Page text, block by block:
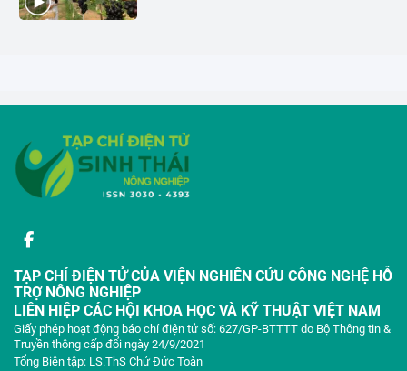
TẠP CHÍ ĐIỆN TỬ CỦA VIỆN NGHIÊN CỨU CÔNG NGHỆ HỖ
TRỢ NÔNG NGHIỆP
LIÊN HIỆP CÁC HỘI KHOA HỌC VÀ KỸ THUẬT VIỆT NAM
Giấy phép hoạt động báo chí điện tử số: 627/GP-BTTTT do Bộ Thông tin &
Truyền thông cấp đổi ngày 24/9/2021
Tổng Biên tập: LS.ThS Chử Đức Toàn